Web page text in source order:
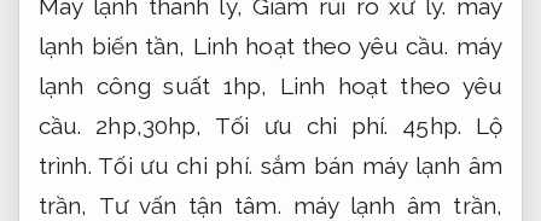
Máy lạnh thanh lý,Giảm rủi ro xử lý. máy
lạnh biến tần, Linh hoạt theo yêu cầu. máy
lạnh công suất 1hp, Linh hoạt theo yêu
cầu. 2hp,30hp, Tối ưu chi phí. 45hp. Lộ
trình. Tối ưu chi phí. sắm bán máy lạnh âm
trần, Tư vấn tận tâm. máy lạnh âm trần,